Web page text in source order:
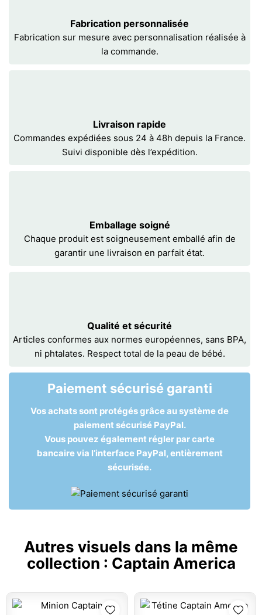
Fabrication personnalisée
Fabrication sur mesure avec personnalisation réalisée à
la commande.
Livraison rapide
Commandes expédiées sous 24 à 48h depuis la France.
Suivi disponible dès l’expédition.
Emballage soigné
Chaque produit est soigneusement emballé afin de
garantir une livraison en parfait état.
Qualité et sécurité
Articles conformes aux normes européennes, sans BPA,
ni phtalates. Respect total de la peau de bébé.
Paiement sécurisé garanti
Vos achats sont protégés grâce au système de
paiement sécurisé PayPal.
Vous pouvez également régler par carte
bancaire via l’interface PayPal, entièrement
sécurisée.
Autres visuels dans la même
collection : Captain America